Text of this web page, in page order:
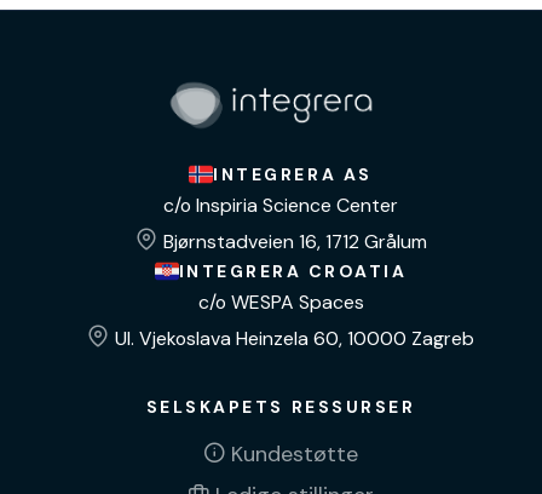
INTEGRERA AS
c/o Inspiria Science Center
Bjørnstadveien 16, 1712 Grålum
INTEGRERA CROATIA
c/o WESPA Spaces
Ul. Vjekoslava Heinzela 60, 10000 Zagreb
SELSKAPETS RESSURSER
Kundestøtte